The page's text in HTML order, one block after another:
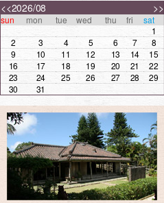
<< >>
2026/08
sun mon tue wed thu fri
sat
1
2
3 4 5 6 7
8
9
10 11 12 13 14
15
16
17 18 19 20 21
22
23
24 25 26 27 28
29
30
31